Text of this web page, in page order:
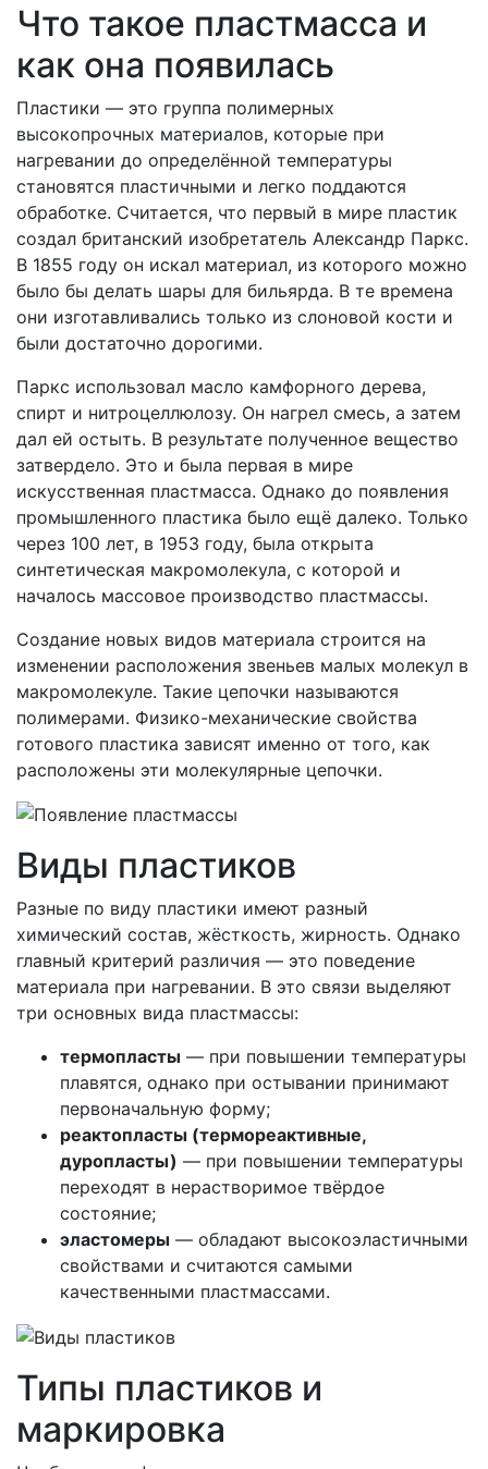
Что такое пластмасса и
как она появилась
Пластики — это группа полимерных
высокопрочных материалов, которые при
нагревании до определённой температуры
становятся пластичными и легко поддаются
обработке. Считается, что первый в мире пластик
создал британский изобретатель Александр Паркс.
В 1855 году он искал материал, из которого можно
было бы делать шары для бильярда. В те времена
они изготавливались только из слоновой кости и
были достаточно дорогими.
Паркс использовал масло камфорного дерева,
спирт и нитроцеллюлозу. Он нагрел смесь, а затем
дал ей остыть. В результате полученное вещество
затвердело. Это и была первая в мире
искусственная пластмасса. Однако до появления
промышленного пластика было ещё далеко. Только
через 100 лет, в 1953 году, была открыта
синтетическая макромолекула, с которой и
началось массовое производство пластмассы.
Создание новых видов материала строится на
изменении расположения звеньев малых молекул в
макромолекуле. Такие цепочки называются
полимерами. Физико-механические свойства
готового пластика зависят именно от того, как
расположены эти молекулярные цепочки.
Виды пластиков
Разные по виду пластики имеют разный
химический состав, жёсткость, жирность. Однако
главный критерий различия — это поведение
материала при нагревании. В это связи выделяют
три основных вида пластмассы:
термопласты — при повышении температуры
плавятся, однако при остывании принимают
первоначальную форму;
реактопласты (термореактивные,
дуропласты) — при повышении температуры
переходят в нерастворимое твёрдое
состояние;
эластомеры — обладают высокоэластичными
свойствами и считаются самыми
качественными пластмассами.
Типы пластиков и
маркировка